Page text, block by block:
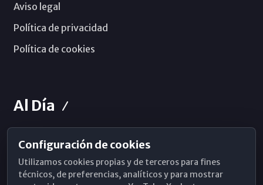
Aviso legal
Política de privacidad
Política de cookies
Al Día
Horarios de Misa
Hemeroteca
Configuración de cookies
Utilizamos cookies propias y de terceros para fines
técnicos, de preferencias, analíticos y para mostrar